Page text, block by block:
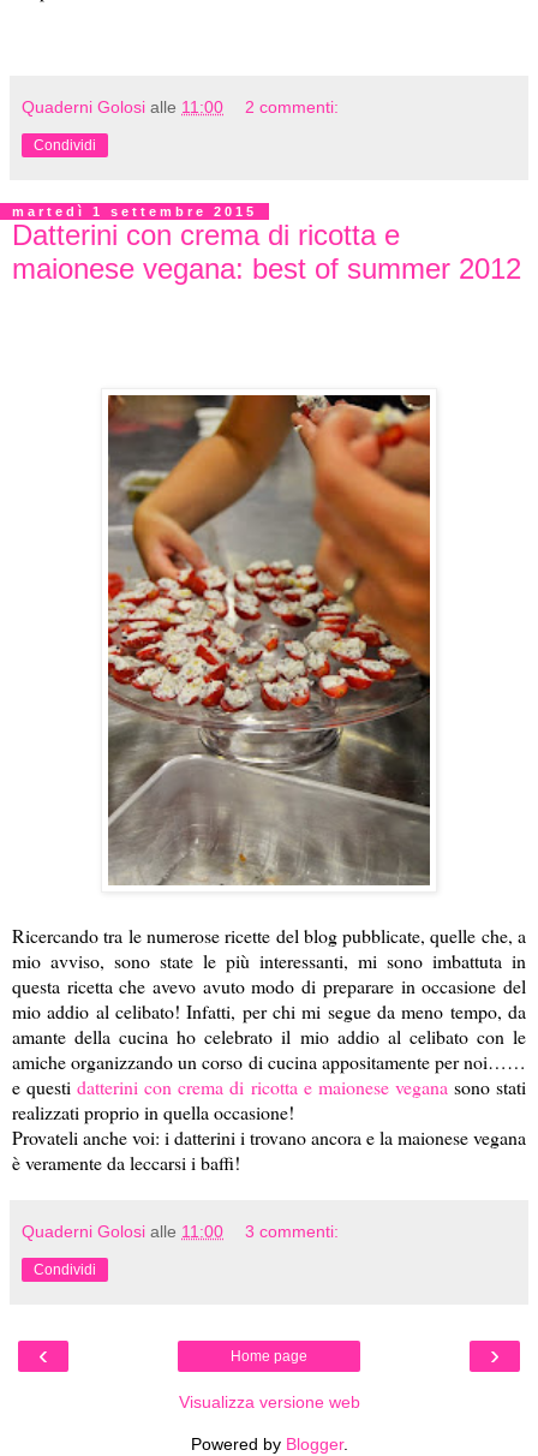
Quaderni Golosi alle 11:00 2 commenti:
Condividi
martedì 1 settembre 2015
Datterini con crema di ricotta e
maionese vegana: best of summer 2012
Ricercando tra le numerose ricette del blog pubblicate, quelle che, a
mio avviso, sono state le più interessanti, mi sono imbattuta in
questa ricetta che avevo avuto modo di preparare in occasione del
mio addio al celibato! Infatti, per chi mi segue da meno tempo, da
amante della cucina ho celebrato il mio addio al celibato con le
amiche organizzando un corso di cucina appositamente per noi……
e questidatterini con crema di ricotta e maionese veganasono stati
realizzati proprio in quella occasione!
Provateli anche voi: i datterini i trovano ancora e la maionese vegana
è veramente da leccarsi i baffi!
Quaderni Golosi alle 11:00 3 commenti:
Condividi
‹ ›
Home page
Visualizza versione web
Powered by Blogger.